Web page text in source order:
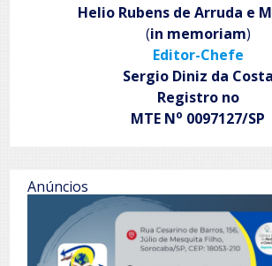
Helio Rubens de Arruda e
(in memoriam)
Editor-Chefe
Sergio Diniz da Costa
Registro no
MTE No 0097127/SP
Anúncios